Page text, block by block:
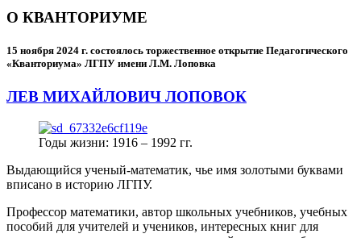
О КВАНТОРИУМЕ
15 ноября 2024 г. состоялось торжественное открытие Педагогического
«Кванториума» ЛГПУ имени Л.М. Лоповка
ЛЕВ МИХАЙЛОВИЧ ЛОПОВОК
Годы жизни: 1916 – 1992 гг.
Выдающийся ученый-математик, чье имя золотыми буквами
вписано в историю ЛГПУ.
Профессор математики, автор школьных учебников, учебных
пособий для учителей и учеников, интересных книг для